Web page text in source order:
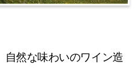
自然な味わいのワイン造